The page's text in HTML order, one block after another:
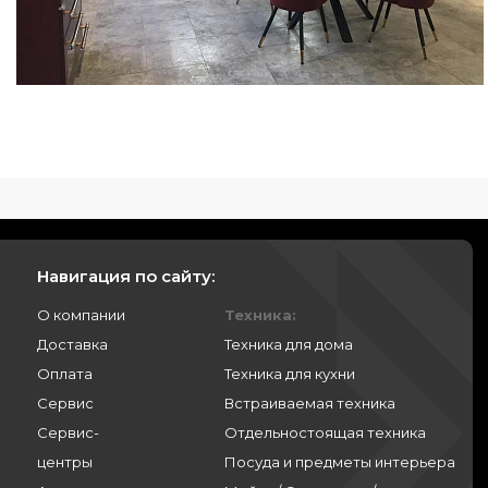
Навигация по сайту:
О компании
Доставка
Оплата
Сервис
Сервис-
центры
Техника:
Техника для дома
Техника для кухни
Встраиваемая техника
Отдельностоящая техника
Посуда и предметы интерьера